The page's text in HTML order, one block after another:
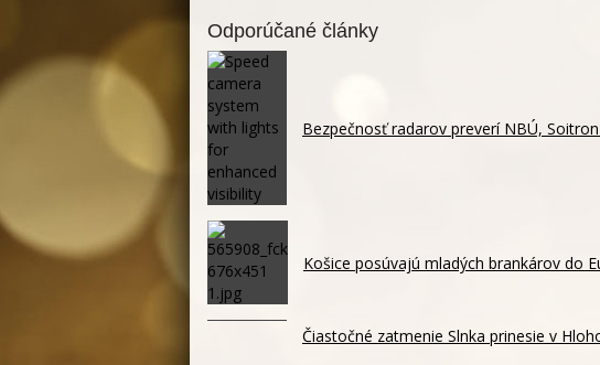
Odporúčané články
Bezpečnosť radarov preverí NBÚ,
Košice posúvajú mladých brankárov do
Čiastočné zatmenie Slnka prinesie v